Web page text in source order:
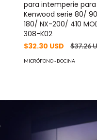
para intemperie
Kenwood serie 80/
180/ NX-200/ 410
308-K02
$32.30 USD
$37.26
MICRÓFONO - BOCINA